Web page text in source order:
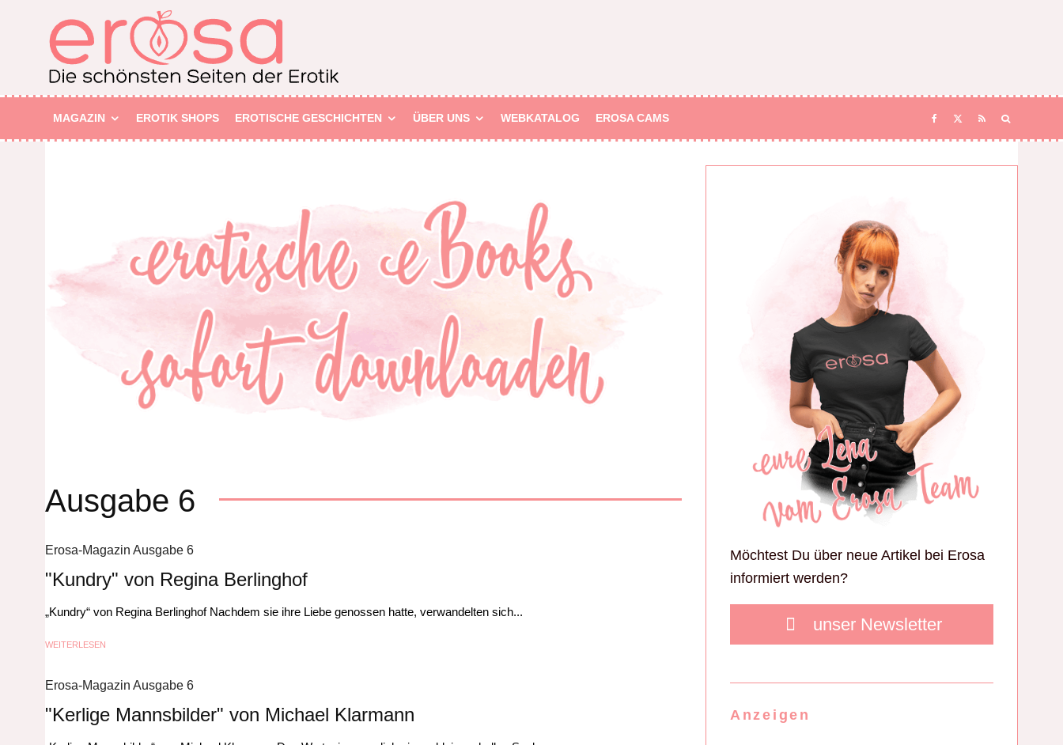
MAGAZIN EROTIK SHOPS EROTISCHE GESCHICHTEN ÜBER UNS WEBKATALOG EROSA CAMS
Ausgabe 6
Erosa-Magazin Ausgabe 6
"Kundry" von Regina Berlinghof
„Kundry“ von Regina Berlinghof Nachdem sie ihre Liebe genossen hatte, verwandelten sich...
WEITERLESEN
Erosa-Magazin Ausgabe 6
"Kerlige Mannsbilder" von Michael Klarmann
Möchtest Du über neue Artikel bei Erosa
informiert werden?
unser Newsletter
Anzeigen